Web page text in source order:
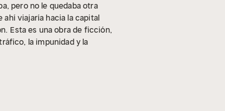
pero no le quedaba otra
ahí viajaría hacia la capital
Esta es una obra de ficción,
la impunidad y la